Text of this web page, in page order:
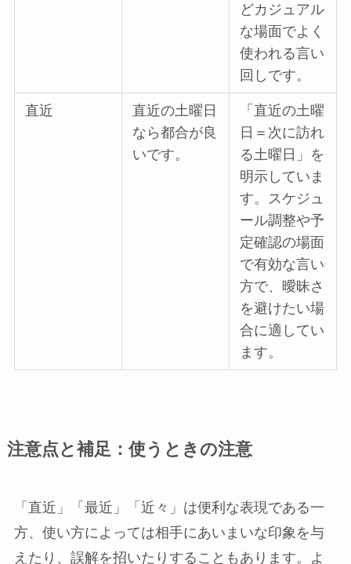
どカジュアル
な場面でよく
使われる言い
回しです。
直近
直近の土曜日
なら都合が良
いです。
「直近の土曜
日＝次に訪れ
る土曜日」を
明示していま
す。スケジュ
ール調整や予
定確認の場面
で有効な言い
方で、曖昧さ
を避けたい場
合に適してい
ます。
注意点と補足：使うときの注意
「直近」「最近」「近々」は便利な表現である一
方、使い方によっては相手にあいまいな印象を与
えたり、誤解を招いたりすることもあります。よ